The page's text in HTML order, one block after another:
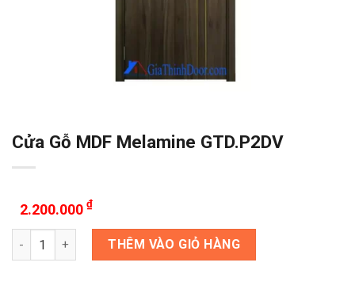
Cửa Gỗ MDF Melamine GTD.P2DV
2.200.000 ₫
Cửa Gỗ MDF Melamine GTD.P2DV số lượng
THÊM VÀO GIỎ HÀNG